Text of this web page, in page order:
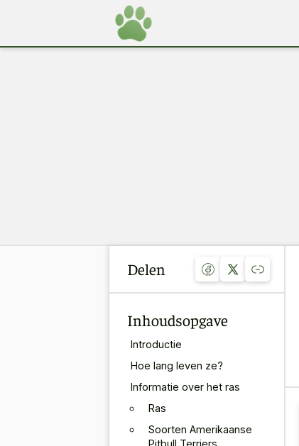
Delen
Inhoudsopgave
Introductie
Hoe lang leven ze?
Informatie over het ras
Ras
Soorten Amerikaanse
Pitbull Terriers